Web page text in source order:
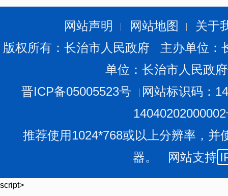
网站声明 网站地图
关于
版权所有：长治市人民政府 主办单位
单位：长治市人民政
晋ICP备05005523号
网站标识码：
推荐使用1024*768或以上分辨率，并
器。 网站支持
script>